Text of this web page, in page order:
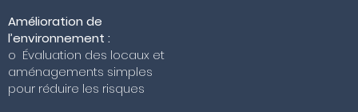
Amélioration de
l’environnement :
o Évaluation des locaux et
aménagements simples
pour réduire les risques